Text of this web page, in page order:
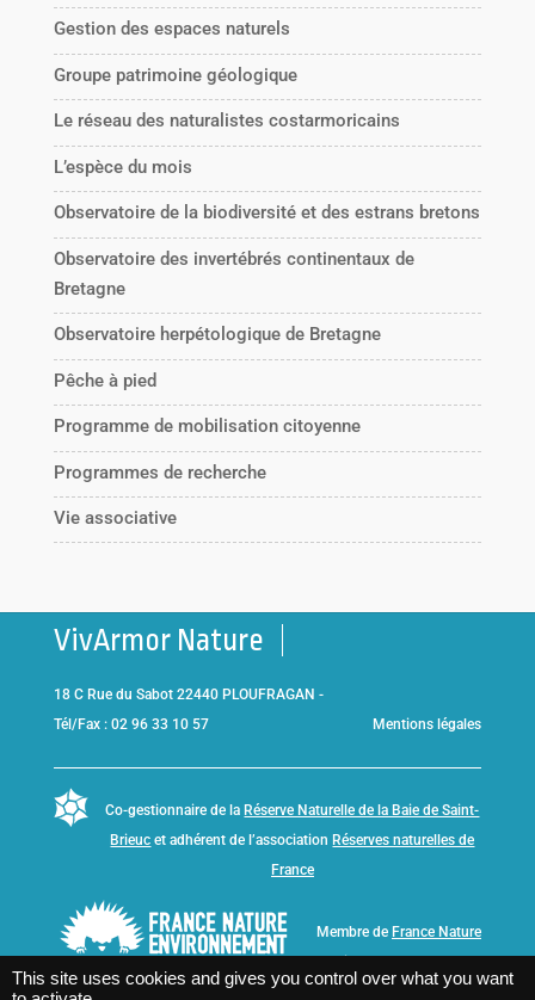
Gestion des espaces naturels
Groupe patrimoine géologique
Le réseau des naturalistes costarmoricains
L’espèce du mois
Observatoire de la biodiversité et des estrans bretons
Observatoire des invertébrés continentaux de
Bretagne
Observatoire herpétologique de Bretagne
Pêche à pied
Programme de mobilisation citoyenne
Programmes de recherche
Vie associative
VivArmor Nature
18 C Rue du Sabot 22440 PLOUFRAGAN -
Tél/Fax : 02 96 33 10 57
Mentions légales
Co-gestionnaire de la Réserve Naturelle de la Baie de Saint-
Brieuc et adhérent de l’association Réserves naturelles de
France
Membre de France Nature
This site uses cookies and gives you control over what you want